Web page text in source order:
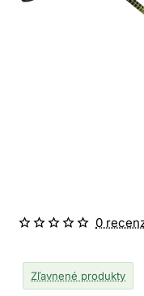
Zľavnené produkty
0